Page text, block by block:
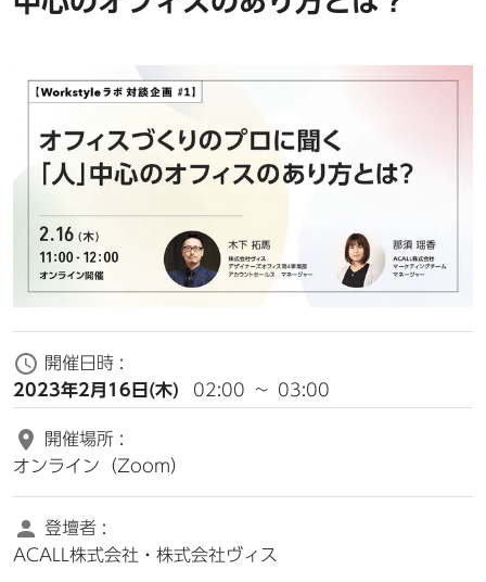
開催日時 :
2023年2月16日(木)
02:00 ~ 03:00
開催場所 :
オンライン（Zoom）
登壇者 :
ACALL株式会社・株式会社ヴィス